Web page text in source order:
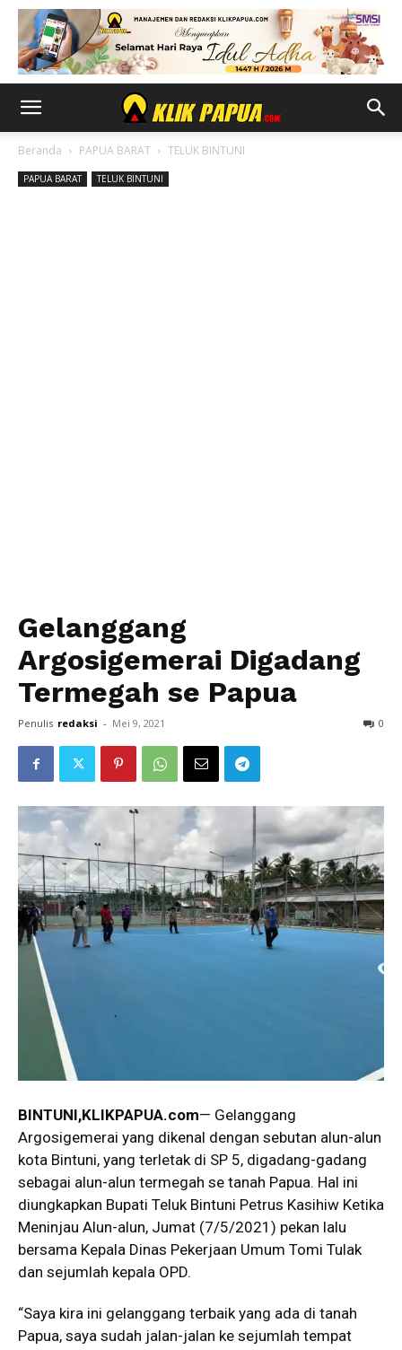
Beranda PAPUA BARAT TELUK BINTUNI
PAPUA BARAT TELUK BINTUNI
Gelanggang
Argosigemerai Digadang
Termegah se Papua
Penulis redaksi - Mei 9, 2021 0
BINTUNI,KLIKPAPUA.com— Gelanggang
Argosigemerai yang dikenal dengan sebutan alun-alun
kota Bintuni, yang terletak di SP 5, digadang-gadang
sebagai alun-alun termegah se tanah Papua. Hal ini
diungkapkan Bupati Teluk Bintuni Petrus Kasihiw Ketika
Meninjau Alun-alun, Jumat (7/5/2021) pekan lalu
bersama Kepala Dinas Pekerjaan Umum Tomi Tulak
dan sejumlah kepala OPD.
“Saya kira ini gelanggang terbaik yang ada di tanah
Papua, saya sudah jalan-jalan ke sejumlah tempat